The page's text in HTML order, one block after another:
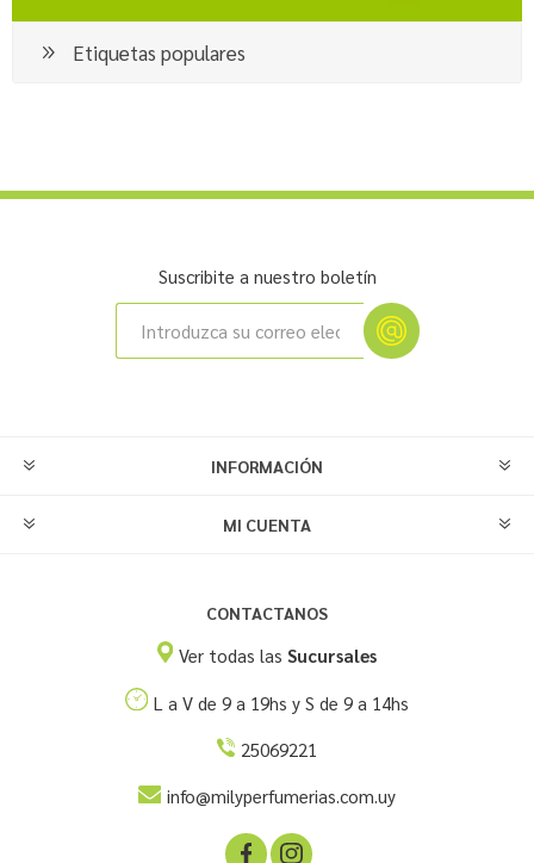
Etiquetas populares
Suscribite a nuestro boletín
INFORMACIÓN
MI CUENTA
CONTACTANOS
Ver todas lasSucursales
L a V de 9 a 19hs y S de 9 a 14hs
25069221
info@milyperfumerias.com.uy